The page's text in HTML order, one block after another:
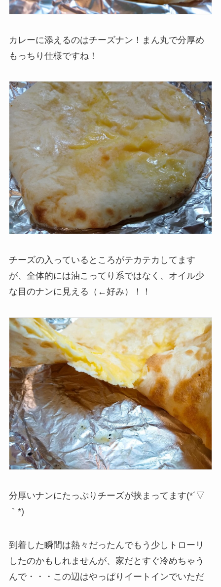
カレーに添えるのはチーズナン！まん丸で分厚め
もっちり仕様ですね！
チーズの入っているところがテカテカしてます
が、全体的には油こってり系ではなく、オイル少
な目のナンに見える（←好み）！！
分厚いナンにたっぷりチーズが挟まってます(*´▽
｀*)
到着した瞬間は熱々だったんでもう少しトローリ
したのかもしれませんが、家だとすぐ冷めちゃう
んで・・・この辺はやっぱりイートインでいただ